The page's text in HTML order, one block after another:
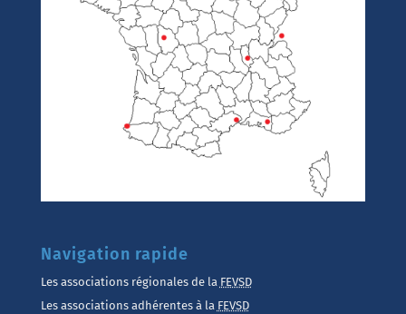
Navigation rapide
Les associations régionales de la FEVSD
Les associations adhérentes à la FEVSD